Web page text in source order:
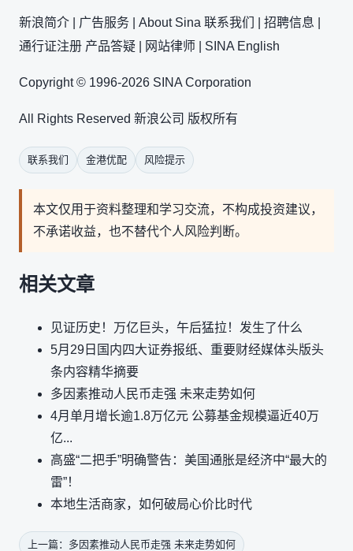
新浪简介 | 广告服务 | About Sina 联系我们 | 招聘信息 |
通行证注册 产品答疑 | 网站律师 | SINA English
Copyright © 1996-2026 SINA Corporation
All Rights Reserved 新浪公司 版权所有
联系我们 金港优配 风险提示
本文仅用于资料整理和学习交流，不构成投资建议，
不承诺收益，也不替代个人风险判断。
相关文章
见证历史！万亿巨头，午后猛拉！发生了什么
5月29日国内四大证券报纸、重要财经媒体头版头
条内容精华摘要
多因素推动人民币走强 未来走势如何
4月单月增长逾1.8万亿元 公募基金规模逼近40万
亿...
高盛“二把手”明确警告：美国通胀是经济中“最大的
雷”！
本地生活商家，如何破局心价比时代
上一篇：多因素推动人民币走强 未来走势如何